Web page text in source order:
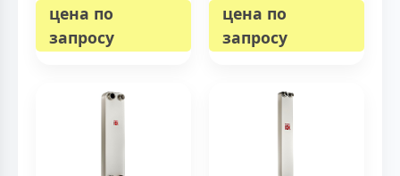
цена по
запросу
цена по
запросу